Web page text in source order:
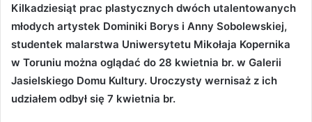
Kilkadziesiąt prac plastycznych dwóch utalentowanych
młodych artystek Dominiki Borys i Anny Sobolewskiej,
studentek malarstwa Uniwersytetu Mikołaja Kopernika
w Toruniu można oglądać do 28 kwietnia br. w Galerii
Jasielskiego Domu Kultury. Uroczysty wernisaż z ich
udziałem odbył się 7 kwietnia br.